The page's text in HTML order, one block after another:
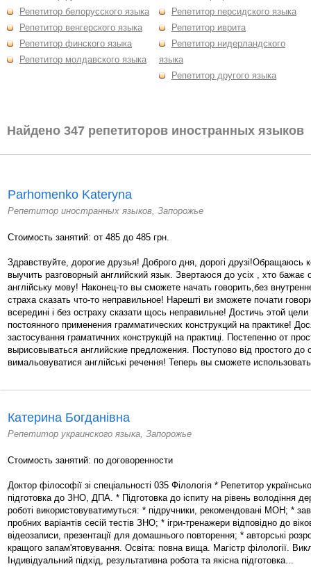
Репетитор белорусского языка
Репетитор венгерского языка
Репетитор финского языка
Репетитор молдавского языка
Репетитор персидского языка
Репетитор иврита
Репетитор нидерландского
языка
Репетитор другого языка
Найдено 347 репетиторов иностранных языков
Parhomenko Kateryna
Репетитор иностранных языков, Запорожье
Стоимость занятий: от 485 до 485 грн.
Здравствуйте, дорогие друзья! Доброго дня, дорогі
выучить разговорный английский язык. Звертаюся до усіх , хто бажає
англійську мову! Наконец-то вы сможете начать говорить,без
страха сказать что-то неправильное! Нарешті ви зможете почати
всередині і без остраху сказати щось неправильне! Достичь этой
постоянного применения грамматических конструкций на практике!
застосування граматичних конструкцій на практиці. Постепенно от
вырисовываться английские предложения. Поступово від простого до
вимальовуватися англійські речення! Теперь вы сможете
Катерина Богданівна
Репетитор украинского языка, Запорожье
Стоимость занятий: по договоренности
Доктор філософії зі спеціальності 035 Філологія * Репетитор
підготовка до ЗНО, ДПА. * Підготовка до іспиту на рівень володіння
роботі використовуватимуться: * підручники, рекомендовані МОН; *
пробних варіантів сесій тестів ЗНО; * ігри-тренажери відповідно до
відеозаписи, презентації для домашнього повторення; * авторські
кращого запам'ятовування. Освіта: повна вища. Магістр філології.
Індивідуальний підхід, результативна робота та якісна підготовка...